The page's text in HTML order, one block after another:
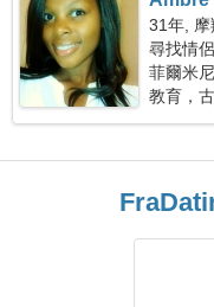
31年, 摩
尋找情
菲爾米
教育，